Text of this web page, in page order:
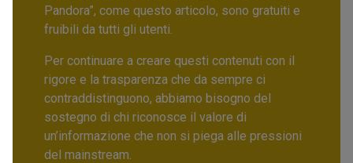
Pandora”, come questo articolo, sono gratuiti e
fruibili da tutti gli utenti.
Per continuare a creare questi contenuti con il
rigore e la trasparenza che da sempre ci
contraddistinguono, abbiamo bisogno del
sostegno di chi riconosce il valore di
un’informazione che non si piega alle pressioni
del mainstream.